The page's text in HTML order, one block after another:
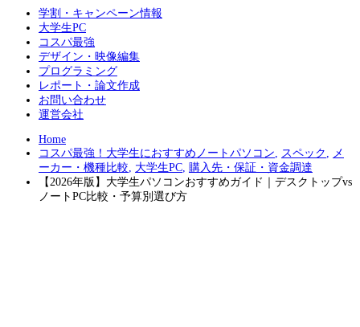
学割・キャンペーン情報
大学生PC
コスパ最強
デザイン・映像編集
プログラミング
レポート・論文作成
お問い合わせ
運営会社
Home
コスパ最強！大学生におすすめノートパソコン, スペック , メ
ーカー・機種比較, 大学生PC, 購入先・保証・資金調達
【2026年版】大学生パソコンおすすめガイド｜デスクトップvs
ノートPC比較・予算別選び方